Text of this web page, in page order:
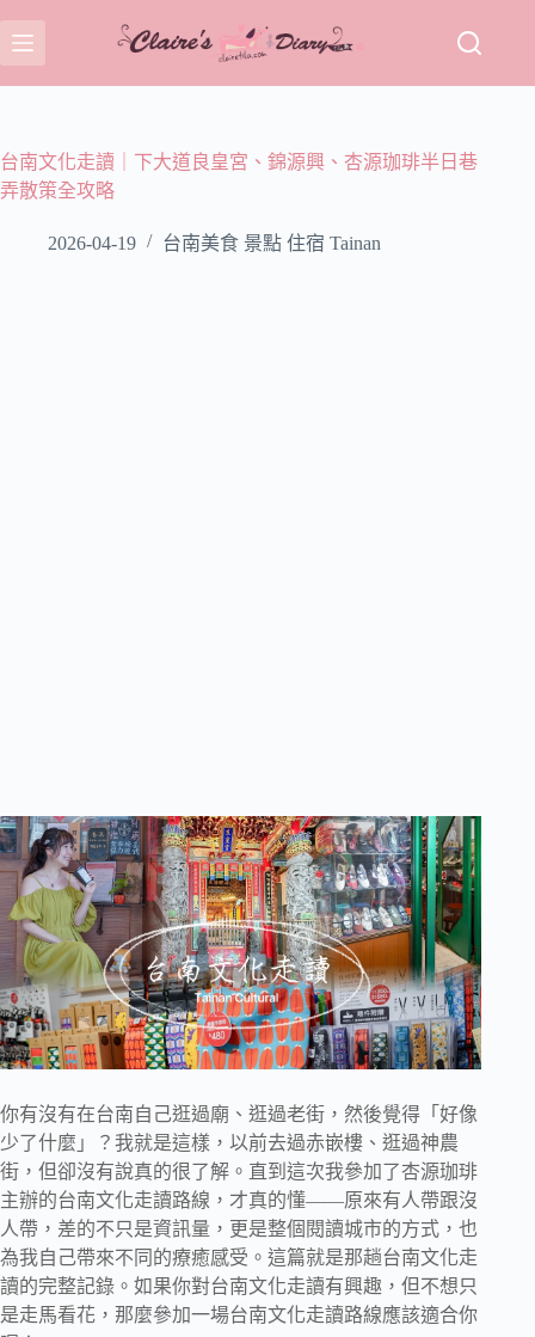
至
主
容
台南文化走讀｜下大道良皇宮、錦源興、杏源珈琲半日巷
弄散策全攻略
2026-04-19 台南美食 景點 住宿 Tainan
你有沒有在台南自己逛過廟、逛過老街，然後覺得「好像
少了什麼」？我就是這樣，以前去過赤嵌樓、逛過神農
街，但卻沒有說真的很了解。直到這次我參加了杏源珈琲
主辦的台南文化走讀路線，才真的懂——原來有人帶跟沒
人帶，差的不只是資訊量，更是整個閱讀城市的方式，也
為我自己帶來不同的療癒感受。這篇就是那趟台南文化走
讀的完整記錄。如果你對台南文化走讀有興趣，但不想只
是走馬看花，那麼參加一場台南文化走讀路線應該適合你